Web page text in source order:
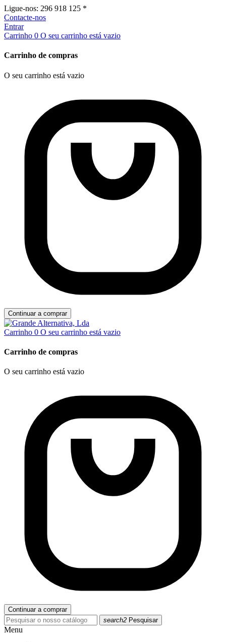
Ligue-nos: 296 918 125 *
Contacte-nos
Entrar
Carrinho 0 O seu carrinho está vazio
Carrinho de compras
O seu carrinho está vazio
Continuar a comprar
Carrinho 0 O seu carrinho está vazio
Carrinho de compras
O seu carrinho está vazio
Continuar a comprar
search2 Pesquisar
Menu